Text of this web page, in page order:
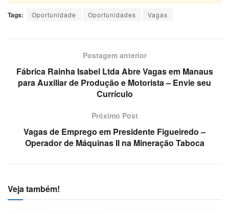
Tags: Oportunidade Oportunidades Vagas
Postagem anterior
Fábrica Rainha Isabel Ltda Abre Vagas em Manaus
para Auxiliar de Produção e Motorista – Envie seu
Currículo
Próximo Post
Vagas de Emprego em Presidente Figueiredo –
Operador de Máquinas II na Mineração Taboca
Veja também!